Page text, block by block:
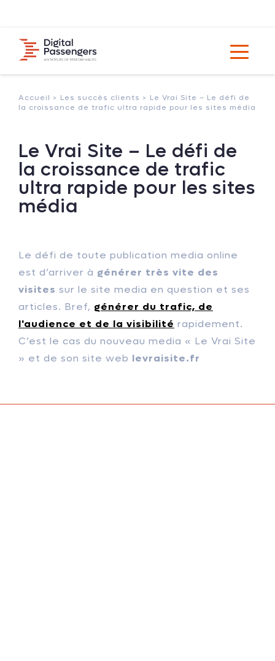
Accueil > Les succès clients > Le Vrai Site – Le défi de
la croissance de trafic ultra rapide pour les sites média
Le Vrai Site – Le défi de
la croissance de trafic
ultra rapide pour les sites
média
Le défi de toute publication media online
est d’arriver à générer très vite des
visites sur le site media en question et ses
articles. Bref, générer du trafic, de
l'audience et de la visibilité rapidement.
C’est le cas du nouveau media « Le Vrai Site
» et de son site web levraisite.fr